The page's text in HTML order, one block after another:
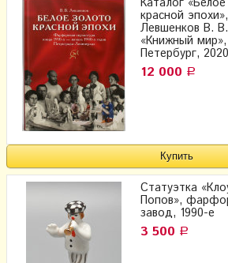
красной
Левшенков В.
«Книжный
Петербург,
12 000 Р
Статуэтка
Попов»,
завод, 1990-е
3 500 Р